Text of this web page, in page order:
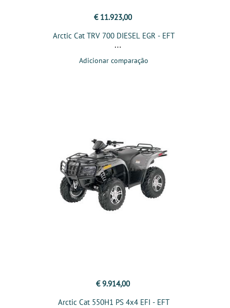
€ 11.923,00
Arctic Cat TRV 700 DIESEL EGR - EFT
Adicionar comparação
€ 9.914,00
Arctic Cat 550H1 PS 4x4 EFI - EFT